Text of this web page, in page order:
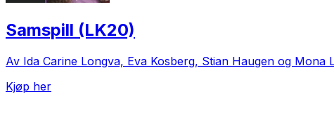
Samspill (LK20)
Av Ida Carine Longva, Eva Kosberg, Stian Haugen og Mona
Kjøp her